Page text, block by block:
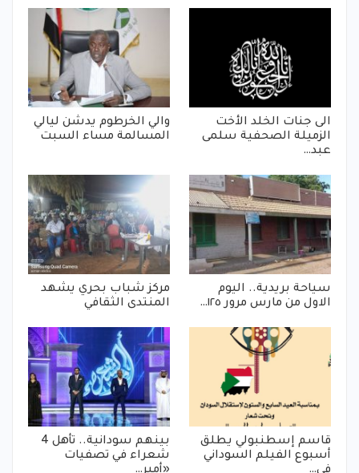
الى جنات الخلد الأخت
الزميلة الصحفية سلمى
عبد…
والي الخرطوم يدشن ليالي
المسالمة مساء السبت
سياحة بريدية.. اليوم
الاول من مارس مرور ١٢٥…
مركز شباب بحري يشهد
المنتدى الثقافي
قاسم إسطنبولي يطلق
أسبوع الفيلم السوداني
بينهم سودانية.. تأهل 4
شعراء في تصفيات